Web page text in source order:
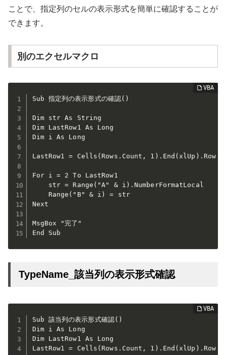
ことで、指定列のセルの表示形式を簡単に確認することが
できます。
別のエクセルマクロ
Sub 指定列の表示形式の確認()
Dim str As String
Dim LastRow1 As Long
Dim i As Long
LastRow1 = Cells(Rows.Count, 1).End(xlUp).Row
For i = 2 To LastRow1
    str = Range("A" & i).NumberFormatLocal
    Range("B" & i) = str
Next
MsgBox "完了"
End Sub
TypeName_該当列の表示形式確認
Sub 該当列の表示形式確認()
Dim i As Long
Dim LastRow1 As Long
LastRow1 = Cells(Rows.Count, 1).End(xlUp).Row